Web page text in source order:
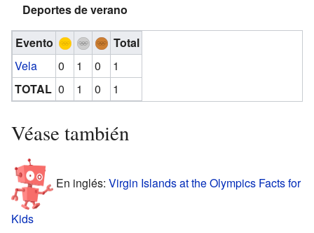
Deportes de verano
Evento
Total
Vela
0 1 0
1
TOTAL 0 1 0 1
Véase también
En inglés: Virgin Islands at the Olympics Facts for
Kids